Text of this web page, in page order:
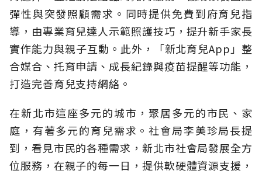
彈性與突發照顧需求。同時提供免費到府育兒指
導，由專業育兒達人示範照護技巧，提升新手家長
實作能力與親子互動。此外，「新北育兒App」整
合媒合、托育申請、成長紀錄與疫苗提醒等功能，
打造完善育兒支持網絡。
在新北市這座多元的城市，聚居多元的市民、家
庭，有著多元的育兒需求。社會局李美珍局長提
到，看見市民的各種需求，新北市社會局發展全方
位服務，在親子的每一日，提供軟硬體資源支援，